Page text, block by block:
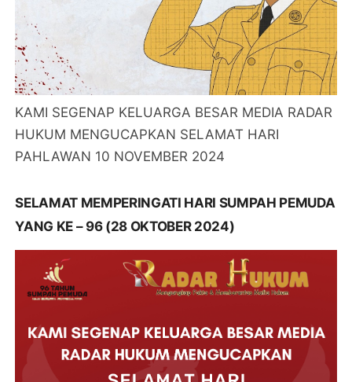
KAMI SEGENAP KELUARGA BESAR MEDIA RADAR
HUKUM MENGUCAPKAN SELAMAT HARI
PAHLAWAN 10 NOVEMBER 2024
SELAMAT MEMPERINGATI HARI SUMPAH PEMUDA
YANG KE – 96 (28 OKTOBER 2024)